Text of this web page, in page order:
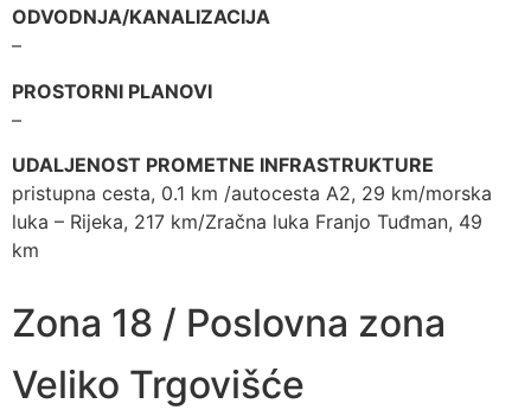
ODVODNJA/KANALIZACIJA
–
PROSTORNI PLANOVI
–
UDALJENOST PROMETNE INFRASTRUKTURE
pristupna cesta, 0.1 km /autocesta A2, 29 km/morska
luka – Rijeka, 217 km/Zračna luka Franjo Tuđman, 49
km
Zona 18 / Poslovna zona
Veliko Trgovišće